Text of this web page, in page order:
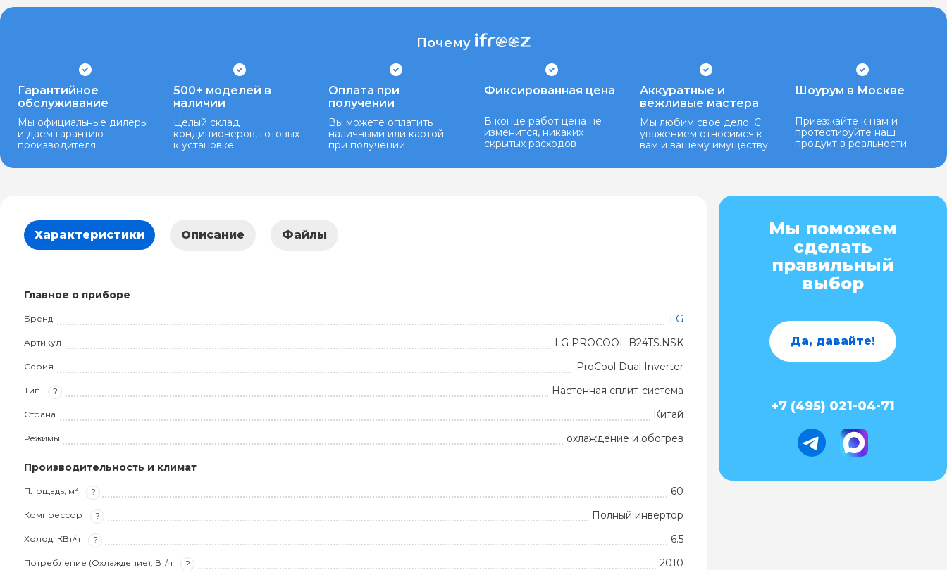
Почему
Гарантийное
обслуживание
Мы официальные дилеры
и даем гарантию
производителя
500+ моделей в
наличии
Целый склад
кондиционеров, готовых
к установке
Оплата при
получении
Вы можете оплатить
наличными или картой
при получении
Фиксированная цена
В конце работ цена не
изменится, никаких
скрытых расходов
Аккуратные и
вежливые мастера
Мы любим свое дело. С
уважением относимся к
вам и вашему имуществу
Шоурум в Москве
Приезжайте к нам и
протестируйте наш
продукт в реальности
Характеристики Описание Файлы
Главное о приборе
Бренд LG
Артикул LG PROCOOL B24TS.NSK
Серия ProCool Dual Inverter
Тип ? Настенная сплит-система
Страна Китай
Режимы охлаждение и обогрев
Производительность и климат
Площадь, м² ? 60
Компрессор ? Полный инвертор
Холод, КВт/ч ? 6.5
Потребление (Охлаждение), Вт/ч ? 2010
Мы поможем
сделать
правильный
выбор
Да, давайте!
+7 (495) 021-04-71